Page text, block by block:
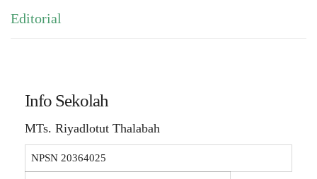
Editorial
Info Sekolah
MTs. Riyadlotut Thalabah
NPSN 20364025